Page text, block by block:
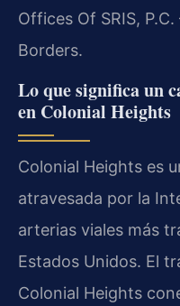
Offices Of SRIS,
Borders.
Lo que significa un
en Colonial Heights
Colonial Heights es
atravesada por la
arterias viales más
Estados Unidos. El
Colonial Heights